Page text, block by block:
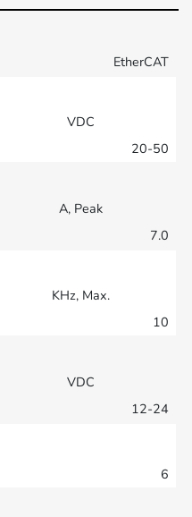
EtherCAT
VDC
20-50
A, Peak
7.0
KHz, Max.
10
VDC
12-24
6